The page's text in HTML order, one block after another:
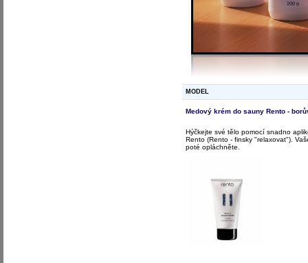
MODEL
Medový krém do sauny Rento -
Hýčkejte své tělo pomocí snadno
Rento (Rento - finsky "relaxovat").
poté opláchněte.